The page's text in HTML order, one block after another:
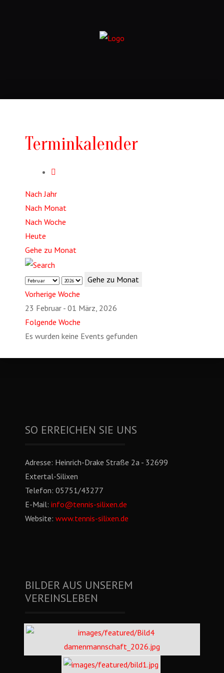
Terminkalender
Nach Jahr
Nach Monat
Nach Woche
Heute
Gehe zu Monat
Gehe zu Monat
Vorherige Woche
23 Februar - 01 März, 2026
Folgende Woche
Es wurden keine Events gefunden
SO ERREICHEN SIE UNS
Adresse: Heinrich-Drake Straße 2a - 32699
Extertal-Silixen
Telefon: 05751/43277
E-Mail: info@tennis-silixen.de
Website: www.tennis-silixen.de
BILDER AUS UNSEREM
VEREINSLEBEN